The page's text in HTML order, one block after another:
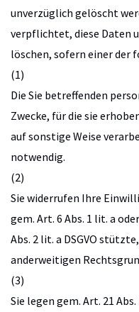
unverzüglich gelöscht
verpflichtet, diese Daten
löschen, sofern einer der
(1)
Die Sie betreffenden
Zwecke, für die sie
auf sonstige Weise
notwendig.
(2)
Sie widerrufen Ihre
gem. Art. 6 Abs. 1 lit. a
Abs. 2 lit. a DSGVO
anderweitigen
(3)
Sie legen gem. Art. 21